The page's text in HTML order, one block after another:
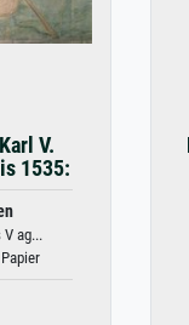
V.
1535:
ag...